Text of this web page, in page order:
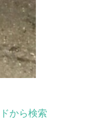
から検索